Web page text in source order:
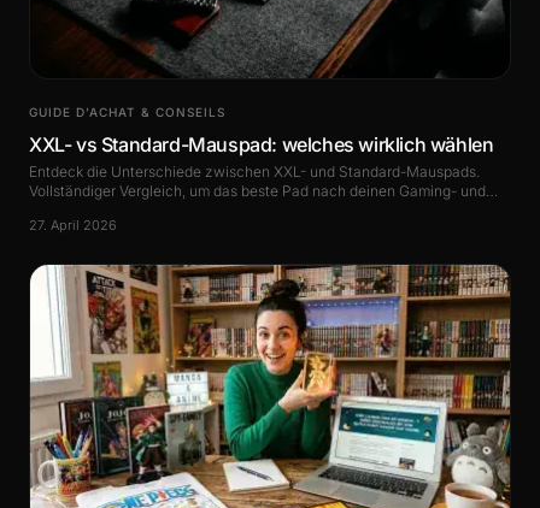
GUIDE D’ACHAT & CONSEILS
XXL- vs Standard-Mauspad: welches wirklich wählen
Entdeck die Unterschiede zwischen XXL- und Standard-Mauspads.
Vollständiger Vergleich, um das beste Pad nach deinen Gaming- und
27. April 2026